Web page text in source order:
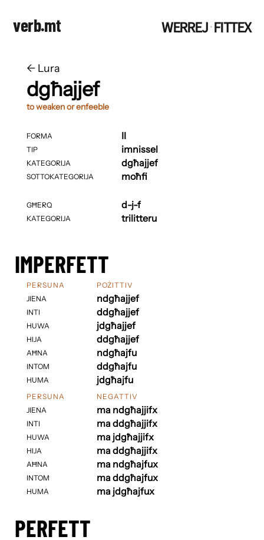
verb.mt WERREJ·FITTEX
← ​​Lura
dgħajjef
to weaken or enfeeble
FORMA
TIP
KATEGORIJA
SOTTOKATEGORIJA
GĦERQ
KATEGORIJA
II
imnissel
dgħajjef
moħfi
d-j-f
trilitteru
IMPERFETT
PERSUNA
JIENA
INTI
HUWA
HIJA
AĦNA
INTOM
HUMA
POŻITTIV
ndgħajjef
ddgħajjef
jdgħajjef
ddgħajjef
ndgħajfu
ddgħajfu
jdgħajfu
PERSUNA
JIENA
INTI
HUWA
HIJA
AĦNA
INTOM
HUMA
NEGATTIV
ma ndgħajjifx
ma ddgħajjifx
ma jdgħajjifx
ma ddgħajjifx
ma ndgħajfux
ma ddgħajfux
ma jdgħajfux
PERFETT